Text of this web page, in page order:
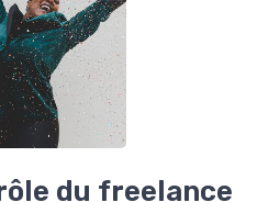
du freelance